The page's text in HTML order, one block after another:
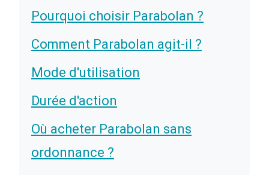
Pourquoi choisir Parabolan ?
Comment Parabolan agit-il ?
Mode d'utilisation
Durée d'action
Où acheter Parabolan sans
ordonnance ?